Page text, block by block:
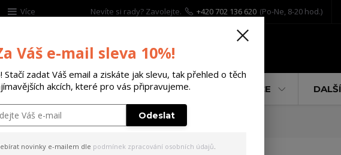
Více Nevíte si rady? Zavolejte. +420 702 136 620 (Po-Ne, 8-20 hod.)
DOPLŇKY DÁRKOVÉ POUKAZY % AKCE
black 3XL
Váš e-mail sleva 10%!
Stačí zadat Váš email a ziskáte jak slevu, tak přehled o těch
akcích, které pro vás připravujeme.
Odeslat
novinky e-mailem dle podmínek zpracování osobních údajů.